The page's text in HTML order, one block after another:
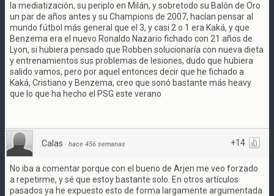
la mediatización, su periplo en Milán, y sobretodo su Balón de Oro
un par de años antes y su Champions de 2007, hacían pensar al
mundo fútbol más general que el 3, y casi 2 o 1 era Kaká, y que
Benzema era el nuevo Ronaldo Nazario fichado con 21 años de
Lyon, si hubiera pensado que Robben solucionaría con nueva dieta
y entrenamientos sus problemas de lesiones, dudo que hubiera
salido vamos, pero por aquel entonces decir que he fichado a
Kaká, Cristiano y Benzema, creo que sonó bastante más heavy
que lo que ha hecho el PSG este verano
+14
Calas · hace 456 semanas
No iba a comentar porque con el bueno de Arjen me veo forzado
a repetirme, y sé que estoy bastante solo. En otros artículos
pasados ya he expuesto esto de forma largamente argumentada